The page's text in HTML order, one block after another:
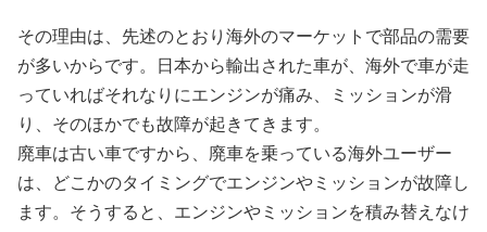
その理由は、先述のとおり海外のマーケットで部品の需要
が多いからです。日本から輸出された車が、海外で車が走
っていればそれなりにエンジンが痛み、ミッションが滑
り、そのほかでも故障が起きてきます。
廃車は古い車ですから、廃車を乗っている海外ユーザー
は、どこかのタイミングでエンジンやミッションが故障し
ます。そうすると、エンジンやミッションを積み替えなけ